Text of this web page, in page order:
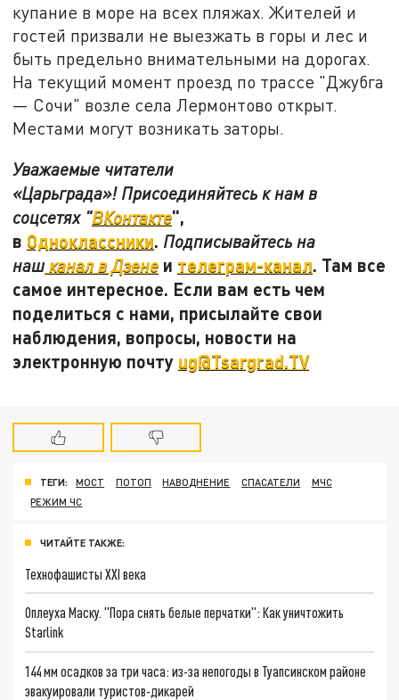
купание в море на всех пляжах. Жителей и
гостей призвали не выезжать в горы и лес и
быть предельно внимательными на дорогах.
На текущий момент проезд по трассе "Джубга
— Сочи" возле села Лермонтово открыт.
Местами могут возникать заторы.
Уважаемые читатели
«Царьграда»! Присоединяйтесь к нам в
соцсетях "ВКонтакте",
в Одноклассники. Подписывайтесь на
наш канал в Дзене и телеграм-канал. Там все
самое интересное. Если вам есть чем
поделиться с нами, присылайте свои
наблюдения, вопросы, новости на
электронную почту ug@Tsargrad.TV
ТЕГИ: МОСТ ПОТОП НАВОДНЕНИЕ СПАСАТЕЛИ
МЧС
РЕЖИМ ЧС
ЧИТАЙТЕ ТАКЖЕ:
Технофашисты XXI века
Оплеуха Маску. "Пора снять белые перчатки": Как уничтожить
Starlink
144 мм осадков за три часа: из-за непогоды в Туапсинском районе
эвакуировали туристов-дикарей